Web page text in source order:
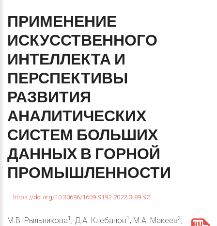
ПРИМЕНЕНИЕ
ИСКУССТВЕННОГО
ИНТЕЛЛЕКТА И
ПЕРСПЕКТИВЫ
РАЗВИТИЯ
АНАЛИТИЧЕСКИХ
СИСТЕМ БОЛЬШИХ
ДАННЫХ В ГОРНОЙ
ПРОМЫШЛЕННОСТИ
https://doi.org/10.30686/1609-9192-2022-3-89-92
М.В. Рыльникова1 , Д.А. Клебанов1 , М.А. Макеев2,